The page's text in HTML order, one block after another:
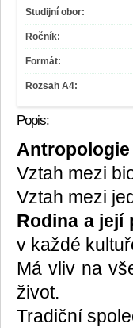
Studijní obor:
Ročník:
Formát:
Rozsah A4:
Popis:
Vztah mezi
Vztah mezi
Rodina a její
v každé
Má vliv na
život.
Tradiční